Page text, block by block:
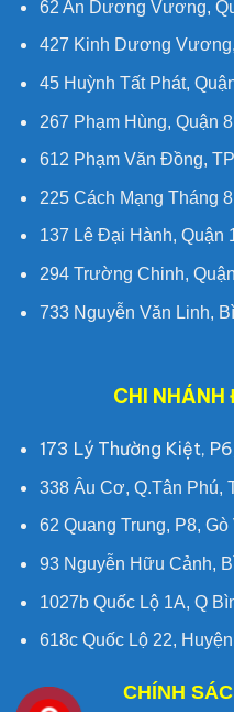
62 An Dương Vương,
427 Kinh Dương
45 Huỳnh Tất Phát,
267 Phạm Hùng, Quận
612 Phạm Văn Đồng,
225 Cách Mạng Tháng
137 Lê Đại Hành, Quận
294 Trường Chinh,
733 Nguyễn Văn Linh,
CHI NHÁNH
173 Lý Thường Kiệt,
338 Âu Cơ, Q.Tân Phú,
62 Quang Trung, P8, Gò
93 Nguyễn Hữu Cảnh,
1027b Quốc Lộ 1A, Q
618c Quốc Lộ 22,
CHÍNH